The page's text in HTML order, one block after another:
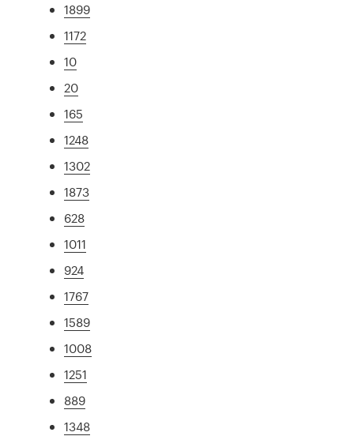
1899
1172
10
20
165
1248
1302
1873
628
1011
924
1767
1589
1008
1251
889
1348